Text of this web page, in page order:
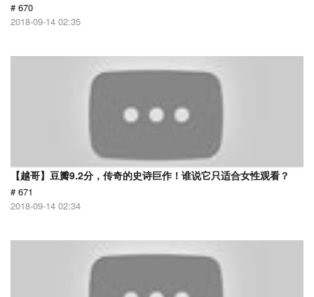
# 670
2018-09-14 02:35
【越哥】豆瓣9.2分，传奇的史诗巨作！谁说它只适合女性观看？
# 671
2018-09-14 02:34